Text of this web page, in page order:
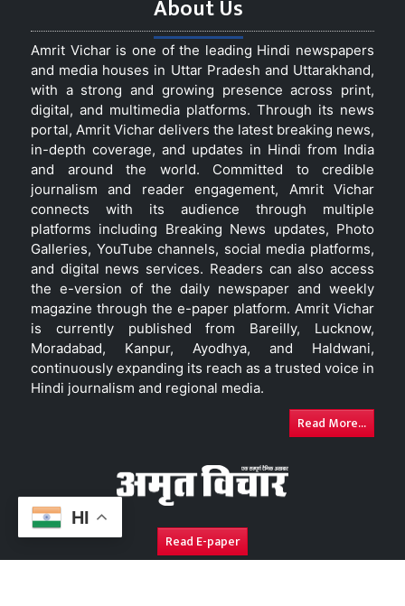
HI
About Us
Amrit Vichar is one of the leading Hindi newspapers
and media houses in Uttar Pradesh and Uttarakhand,
with a strong and growing presence across print,
digital, and multimedia platforms. Through its news
portal, Amrit Vichar delivers the latest breaking news,
in-depth coverage, and updates in Hindi from India
and around the world. Committed to credible
journalism and reader engagement, Amrit Vichar
connects with its audience through multiple
platforms including Breaking News updates, Photo
Galleries, YouTube channels, social media platforms,
and digital news services. Readers can also access
the e-version of the daily newspaper and weekly
magazine through the e-paper platform. Amrit Vichar
is currently published from Bareilly, Lucknow,
Moradabad, Kanpur, Ayodhya, and Haldwani,
continuously expanding its reach as a trusted voice in
Hindi journalism and regional media.
Read More...
Read E-paper